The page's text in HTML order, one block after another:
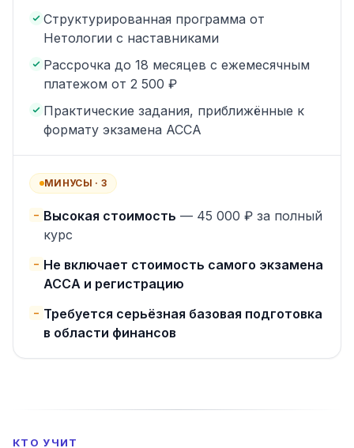
Структурированная программа от
Нетологии с наставниками
Рассрочка до 18 месяцев с ежемесячным
платежом от 2 500 ₽
Практические задания, приближённые к
формату экзамена ACCA
МИНУСЫ · 3
− Высокая стоимость — 45 000 ₽ за полный
курс
− Не включает стоимость самого экзамена
ACCA и регистрацию
− Требуется серьёзная базовая подготовка
в области финансов
КТО УЧИТ